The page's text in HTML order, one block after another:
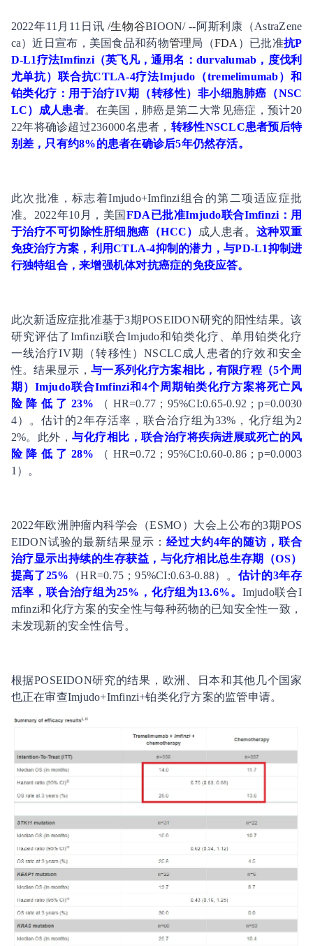
2022年11月11日讯 /生物谷BIOON/ --阿斯利康（AstraZene
ca）近日宣布，美国食品和药物管理局（FDA ）已批准抗P
D-L1疗法Imfinzi（英飞凡，通用名：durvalumab，度伐利
尤单抗）联合抗CTLA-4疗法Imjudo（tremelimumab）和
铂类化疗：用于治疗IV期（转移性）非小细胞肺癌 （NSC
LC）成人患者。在美国，肺癌是第二大常见癌症，预计20
22年将确诊超过236000名患者， 转移性NSCLC患者预后特
别差，只有约8%的患者在确诊后5年仍然存活。
此次批准，标志着Imjudo+Imfinzi组合的第二项适应症批
准。2022年10月，美国 FDA已批准Imjudo联合Imfinzi：用
于治疗不可切除性肝细胞癌（HCC）
成人患者。 这种双重
免疫治疗方案，利用CTLA-4抑制的潜力，与PD-L1抑制进
行独特组合，来增强机体对抗癌症的免疫应答。
此次新适应症批准基于3期POSEIDON研究的阳性结果。该
研究评估了Imfinzi联合Imjudo和铂类化疗、单用铂类化疗
一线治疗IV期（转移性）NSCLC成人患者的疗效和安全
性。结果显示，与一系列化疗方案相比，有限疗程（5个周
期）Imjudo联合Imfinzi和4个周期铂类化疗方案将死亡风
险降低了23%
（HR=0.77；95%CI:0.65-0.92；p=0.0030
4）。估计的2年存活率，联合治疗组为33%，化疗组为2
2%。此外，与化疗相比，联合治疗将疾病进展或死亡的风
险降低了28%
（HR=0.72；95%CI:0.60-0.86；p=0.0003
1）。
2022年欧洲肿瘤内科学会（ESMO）大会上公布的3期POS
EIDON试验的最新结果显示： 经过大约4年的随访，联合
治疗显示出持续的生存获益，与化疗相比总生存期（OS）
提高了25% （HR=0.75；95%CI:0.63-0.88）。 估计的3年存
活率，联合治疗组为25%，化疗组为13.6%。 Imjudo联合I
mfinzi和化疗方案的安全性与每种药物的已知安全性一致，
未发现新的安全性信号。
根据POSEIDON研究的结果，欧洲、日本和其他几个国家
也正在审查Imjudo+Imfinzi+铂类化疗方案的监管申请。